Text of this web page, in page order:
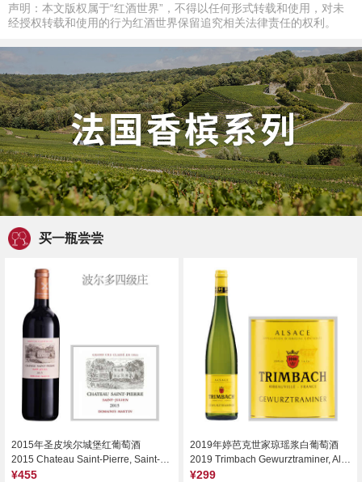
声明：本文版权属于“红酒世界”，不得以任何形式转载和使用，对未
经授权转载和使用的行为红酒世界保留追究相关法律责任的权利。
买一瓶尝尝
2015年圣皮埃尔城堡红葡萄酒
¥455
2019年婷芭克世家琼瑶浆白葡萄酒
¥299